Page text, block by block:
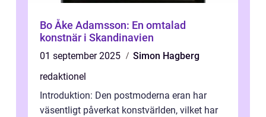
Bo Åke Adamsson: En omtalad
konstnär i Skandinavien
01 september 2025
Simon Hagberg
redaktionel
Introduktion: Den postmoderna eran har
väsentligt påverkat konstvärlden, vilket har